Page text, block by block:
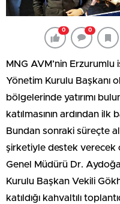
0 0
MNG AVM’nin Erzurumlu
Yönetim Kurulu Başkanı
bölgelerinde yatırımı
katılmasının ardından ilk
Bundan sonraki süreçte
şirketiyle destek verecek
Genel Müdürü Dr.
Kurulu Başkan Vekili
katıldığı kahvaltılı